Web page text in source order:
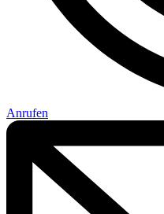
Anrufen